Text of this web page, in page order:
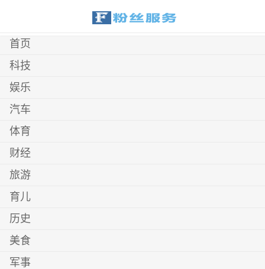
首页
科技
娱乐
汽车
体育
财经
旅游
育儿
历史
美食
军事